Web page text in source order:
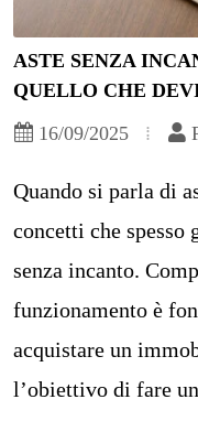
ASTE SENZA
QUELLO CHE
16/09/2025
Quando si parla di
concetti che spesso
senza incanto.
funzionamento è
acquistare un
l’obiettivo di fare